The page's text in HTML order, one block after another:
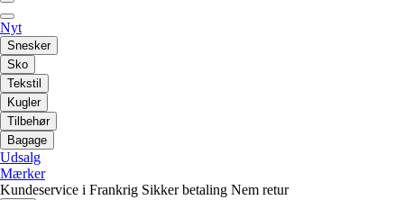
Nyt
Snesker
Sko
Tekstil
Kugler
Tilbehør
Bagage
Udsalg
Mærker
Kundeservice i Frankrig Sikker betaling Nem retur